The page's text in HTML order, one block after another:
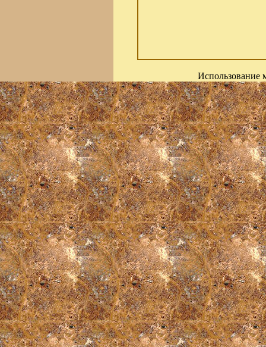
Использование